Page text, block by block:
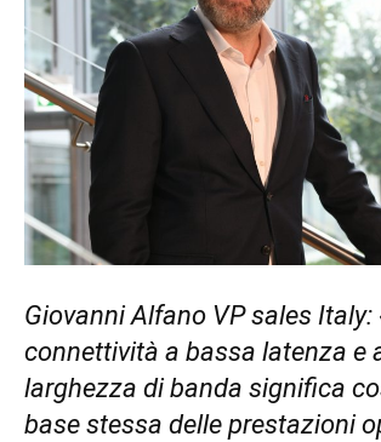
Giovanni Alfano VP sales Italy:
connettività a bassa latenza e
larghezza di banda significa
base stessa delle prestazioni